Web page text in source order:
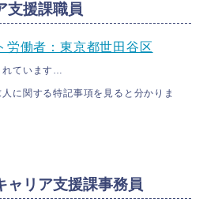
支援課職員
労働者：東京都世田谷区
れています…
に関する特記事項を見ると分かりま
ャリア支援課事務員